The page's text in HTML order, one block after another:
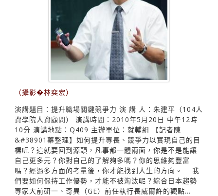
（攝影�林奕宏）
演講題目：提升職場關鍵競爭力 演 講 人：朱建平（104人
資學院人資顧問） 演講時間：2010年5月20日 中午12時
10分 演講地點：Q409 主辦單位：就輔組 【記者陳
&#38901蓁整理】如何提升專長、競爭力以實現自己的目
標呢？這就要回到源頭，凡事都一體兩面，你是不是能讓
自己更多元？你對自己的了解夠多嗎？你的思維夠豐富
嗎？經過多方面的考量後，你才能找到人生的方向。 我
們要如何保持工作優勢，才能不被淘汰呢？綜合日本趨勢
專家大前研一、奇異（GE）前任執行長威爾許的觀點...